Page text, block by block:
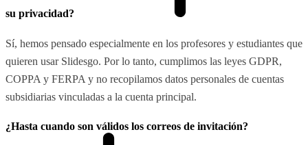
su privacidad?
Sí, hemos pensado especialmente en los profesores y estudiantes que
quieren usar Slidesgo. Por lo tanto, cumplimos las leyes GDPR,
COPPA y FERPA y no recopilamos datos personales de cuentas
subsidiarias vinculadas a la cuenta principal.
¿Hasta cuando son válidos los correos de invitación?